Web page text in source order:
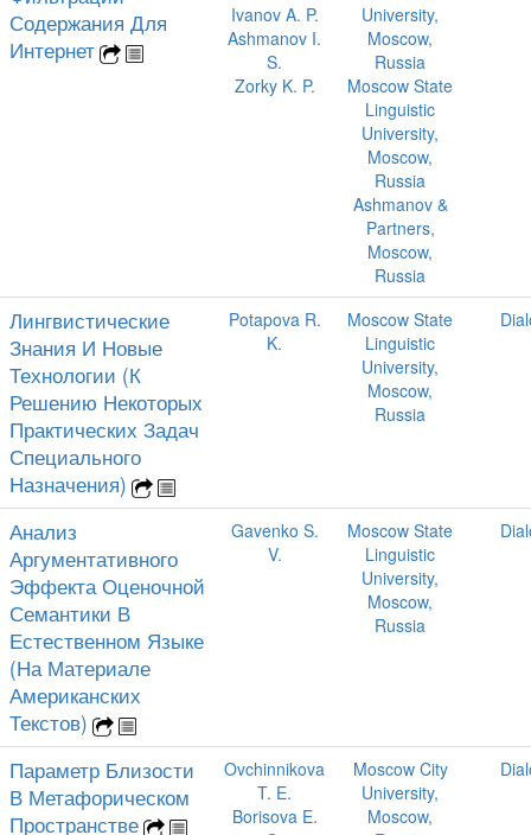
Содержания Для
Интернет
Ivanov A. P.
Ashmanov I.
S.
Zorky K. P.
University,
Moscow,
Russia
Moscow State
Linguistic
University,
Moscow,
Russia
Ashmanov &
Partners,
Moscow,
Russia
Лингвистические
Знания И Новые
Технологии (К
Решению Некоторых
Практических Задач
Специального
Назначения)
Potapova R.
K.
Moscow State
Linguistic
University,
Moscow,
Russia
Анализ
Аргументативного
Эффекта Оценочной
Семантики В
Естественном Языке
(На Материале
Американских
Текстов)
Gavenko S.
V.
Moscow State
Linguistic
University,
Moscow,
Russia
Параметр Близости
В Метафорическом
Пространстве
Ovchinnikova
T. E.
Borisova E.
Moscow City
University,
Moscow,